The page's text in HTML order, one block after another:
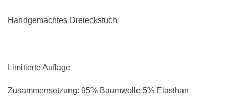
Handgemachtes Dreieckstuch
Limitierte Auflage
Zusammensetzung: 95% Baumwolle 5% Elasthan